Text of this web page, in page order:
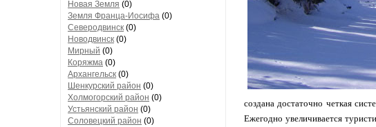
Новая Земля (0)
Земля Франца-Иосифа (0)
Северодвинск (0)
Новодвинск (0)
Мирный (0)
Коряжма (0)
Архангельск (0)
Шенкурский район (0)
Холмогорский район (0)
Устьянский район (0)
Соловецкий район (0)
создана достаточно четкая
Ежегодно увеличивается